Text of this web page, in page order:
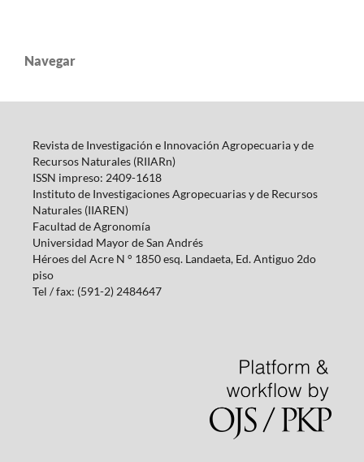
Navegar
Revista de Investigación e Innovación Agropecuaria y de
Recursos Naturales (RIIARn)
ISSN impreso: 2409-1618
Instituto de Investigaciones Agropecuarias y de Recursos
Naturales (IIAREN)
Facultad de Agronomía
Universidad Mayor de San Andrés
Héroes del Acre N ° 1850 esq. Landaeta, Ed.Antiguo 2do
piso
Tel / fax: (591-2) 2484647